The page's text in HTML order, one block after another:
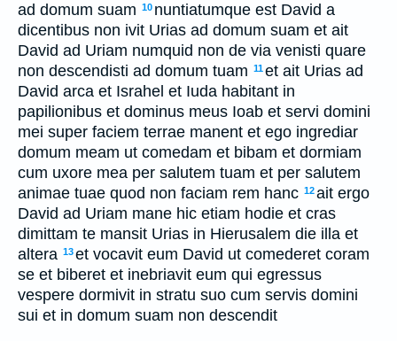
ad domum suam 10 nuntiatumque est David a
dicentibus non ivit Urias ad domum suam et ait
David ad Uriam numquid non de via venisti quare
non descendisti ad domum tuam 11et ait Urias ad
David arca et Israhel et Iuda habitant in
papilionibus et dominus meus Ioab et servi domini
mei super faciem terrae manent et ego ingrediar
domum meam ut comedam et bibam et dormiam
cum uxore mea per salutem tuam et per salutem
animae tuae quod non faciam rem hanc 12ait ergo
David ad Uriam mane hic etiam hodie et cras
dimittam te mansit Urias in Hierusalem die illa et
altera 13et vocavit eum David ut comederet coram
se et biberet et inebriavit eum qui egressus
vespere dormivit in stratu suo cum servis domini
sui et in domum suam non descendit